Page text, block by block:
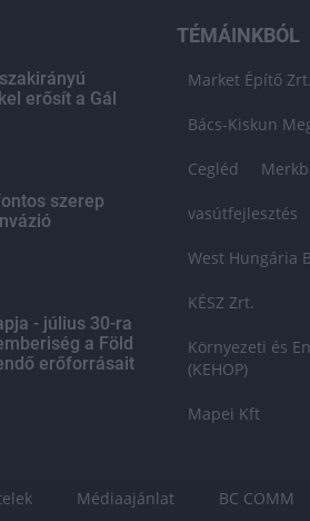
erősít a Gál
szerep
- július 30-ra
a Föld
erőforrásait
TÉMÁINKBÓL
Market Építő Zrt.
Bács-Kiskun
Cegléd
vasútfejlesztés
West Hungária
KÉSZ Zrt.
Környezeti és
(KEHOP)
Mapei Kft
Médiaajánlat BC COMM